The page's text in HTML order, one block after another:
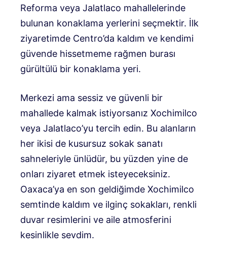
Reforma veya Jalatlaco mahallelerinde
bulunan konaklama yerlerini seçmektir. İlk
ziyaretimde Centro’da kaldım ve kendimi
güvende hissetmeme rağmen burası
gürültülü bir konaklama yeri.
Merkezi ama sessiz ve güvenli bir
mahallede kalmak istiyorsanız Xochimilco
veya Jalatlaco’yu tercih edin. Bu alanların
her ikisi de kusursuz sokak sanatı
sahneleriyle ünlüdür, bu yüzden yine de
onları ziyaret etmek isteyeceksiniz.
Oaxaca’ya en son geldiğimde Xochimilco
semtinde kaldım ve ilginç sokakları, renkli
duvar resimlerini ve aile atmosferini
kesinlikle sevdim.